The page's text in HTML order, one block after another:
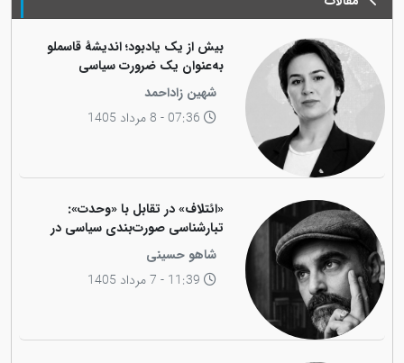
بیش از یک یادبود؛ اندیشهٔ قاسملو
به‌عنوان یک ضرورت سیاسی
شهین زاداحمد
«ائتلاف» در تقابل با «وحدت»:
تبارشناسی صورت‌بندی سیاسی در
جامعه کوردی
شاهو حسینی